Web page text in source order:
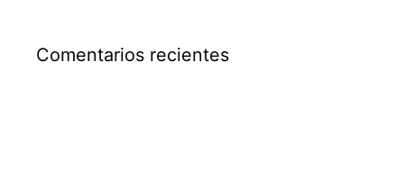
Comentarios recientes